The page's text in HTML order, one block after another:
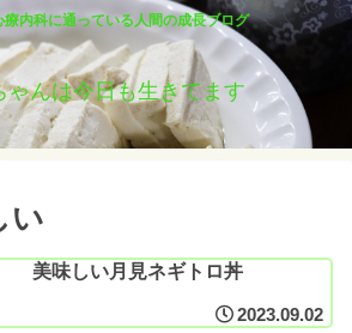
療内科に通っている人間の成長ブログ
ゃんは今日も生きてます
い
美味しい月見ネギトロ丼
2023.09.02